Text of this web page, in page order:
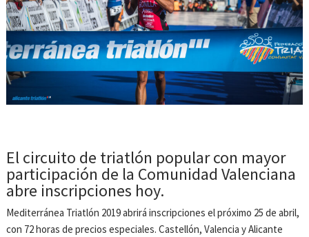
El circuito de triatlón popular con mayor
participación de la Comunidad Valenciana
abre inscripciones hoy.
Mediterránea Triatlón 2019 abrirá inscripciones el próximo 25 de abril,
con 72 horas de precios especiales. Castellón, Valencia y Alicante